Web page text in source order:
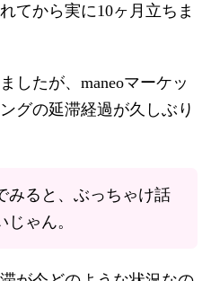
てから実に10ヶ月立ちま
したが、maneoマーケッ
グの延滞経過が久しぶり
みると、ぶっちゃけ話
ゃん。